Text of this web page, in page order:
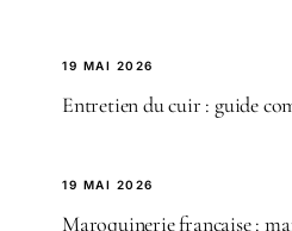
19 MAI 2026
Entretien du cuir : guide
19 MAI 2026
Maroquinerie française :